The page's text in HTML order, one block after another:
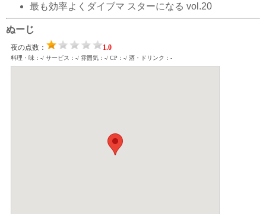
最も効率よくダイブマ スターになる vol.20
ぬーじ